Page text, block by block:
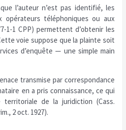
l’auteur n’est pas identifié, les
opérateurs téléphoniques ou aux
1-1 CPP) permettent d’obtenir les
voie suppose que la plainte soit
d’enquête — une simple main
transmise par correspondance
en a pris connaissance, ce qui
territoriale de la juridiction (Cass.
2 oct. 1927).